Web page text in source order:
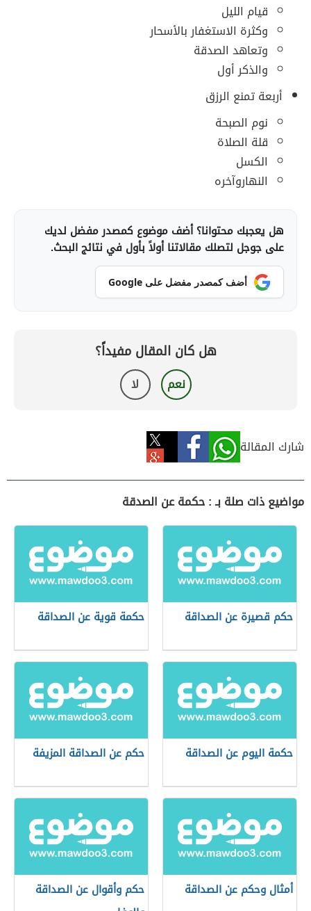
قيام الليل
وكثرة الاستغفار بالأسحار
وتعاهد الصدقة
والذكر أول
أربعة تمنع الرزق
نوم الصبحة
قلة الصلاة
الكسل
النهاروآخره
هل يعجبك محتوانا؟ أضف موضوع كمصدر مفضل لديك
على جوجل لتصلك مقالاتنا أولاً بأول في نتائج البحث.
أضف كمصدر مفضل على Google
هل كان المقال مفيداً؟
نعم لا
شارك المقالة
مواضيع ذات صلة بـ : حكمة عن الصدقة
حكم قصيرة عن الصداقة حكمة قوية عن الصداقة
حكمة اليوم عن الصداقة حكم عن الصداقة المزيفة
أمثال وحكم عن الصداقة
حكم وأقوال عن الصداقة